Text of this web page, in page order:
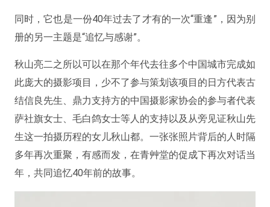
同时，它也是一份40年过去了才有的一次“重逢”，因为别
册的另一主题是“追忆与感谢”。
秋山亮二之所以可以在那个年代去往多个中国城市完成如
此庞大的摄影项目，少不了参与策划该项目的日方代表古
结信良先生、鼎力支持方的中国摄影家协会的参与者代表
萨社旗女士、毛白鸽女士等人的支持以及从旁见证秋山先
生这一拍摄历程的女儿秋山都。一张张照片背后的人时隔
多年再次重聚，有感而发，在青艸堂的促成下再次对话当
年，共同追忆40年前的故事。